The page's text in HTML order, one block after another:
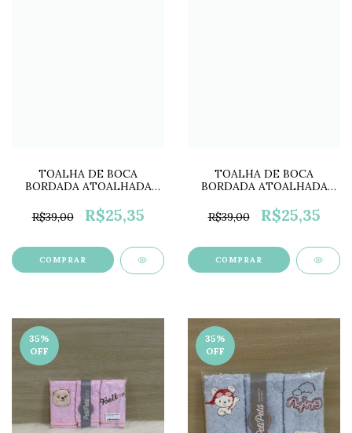
TOALHA DE BOCA
BORDADA ATOALHADA
R$39,00
R$25,35
COMPRAR
TOALHA DE BOCA
BORDADA ATOALHADA
R$39,00
R$25,35
COMPRAR
35%
OFF
35%
OFF